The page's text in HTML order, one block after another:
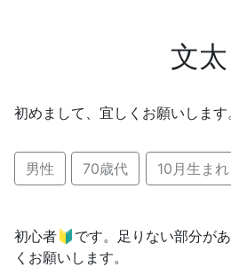
文太
初めまして、宜しくお願いします
男性 70歳代 10月生まれ
初心者🔰です。足りない部分が
くお願いします。